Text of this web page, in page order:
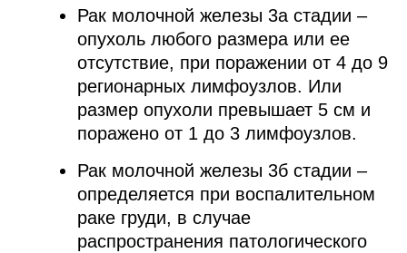
Рак молочной железы 3а стадии –
опухоль любого размера или ее
отсутствие, при поражении от 4 до 9
регионарных лимфоузлов. Или
размер опухоли превышает 5 см и
поражено от 1 до 3 лимфоузлов.
Рак молочной железы 3б стадии –
определяется при воспалительном
раке груди, в случае
распространения патологического